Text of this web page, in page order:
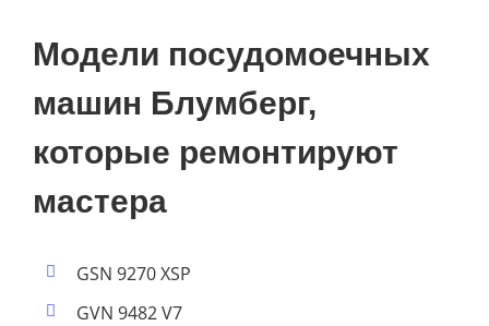
Модели посудомоечных
машин Блумберг,
которые ремонтируют
мастера
GSN 9270 XSP
GVN 9482 V7